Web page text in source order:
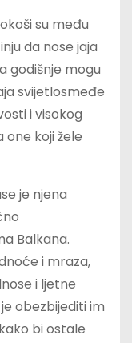
su među
da nose jaja
godišnje mogu
svijetlosmeđe
i visokog
koji žele
je njena
Balkana.
i mraza,
i ljetne
obezbijediti im
bi ostale